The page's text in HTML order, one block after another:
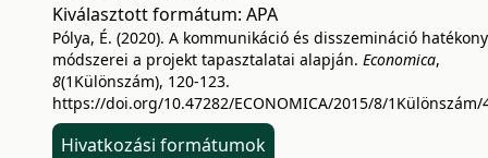
Kiválasztott formátum: APA
Pólya, É. (2020). A kommunikáció és disszemináció hatékony
módszerei a projekt tapasztalatai alapján. Economica,
8(1Különszám), 120-123.
https://doi.org/10.47282/ECONOMICA/2015/8/1Különszám/
Hivatkozási formátumok